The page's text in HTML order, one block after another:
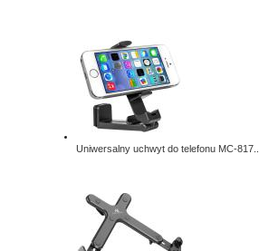
Uniwersalny uchwyt do telefonu MC-817...